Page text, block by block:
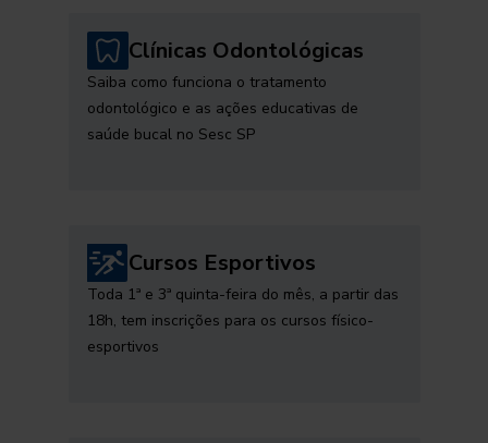
Clínicas Odontológicas
Saiba como funciona o tratamento
odontológico e as ações educativas de
saúde bucal no Sesc SP
Cursos Esportivos
Toda 1ª e 3ª quinta-feira do mês, a partir das
18h, tem inscrições para os cursos físico-
esportivos